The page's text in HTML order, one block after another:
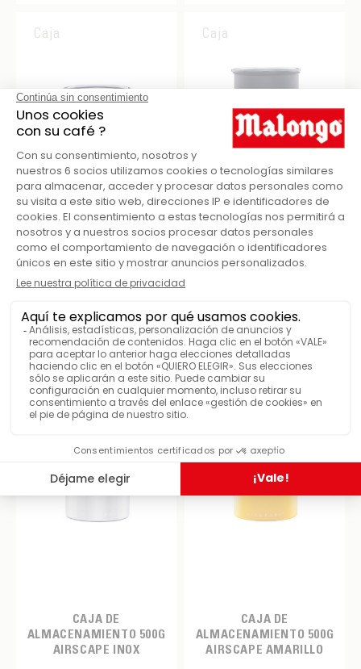
Caja
CAJA DE
ALMACENAMIENTO 250G
34,55 €
Caja
CAJA DE
38,75 €
Caja
CAJA DE
ALMACENAMIENTO 500G
AIRSCAPE INOX
Caja
CAJA DE
ALMACENAMIENTO 500G
AIRSCAPE AMARILLO